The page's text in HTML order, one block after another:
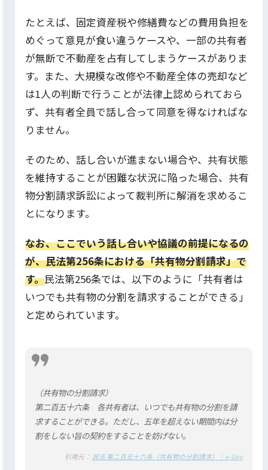
たとえば、固定資産税や修繕費などの費用負担を
めぐって意見が食い違うケースや、一部の共有者
が無断で不動産を占有してしまうケースがありま
す。また、大規模な改修や不動産全体の売却など
は1人の判断で行うことが法律上認められておら
ず、共有者全員で話し合って同意を得なければな
りません。
そのため、話し合いが進まない場合や、共有状態
を維持することが困難な状況に陥った場合、共有
物分割請求訴訟によって裁判所に解消を求めるこ
とになります。
なお、ここでいう話し合いや協議の前提になるの
が、民法第256条における「共有物分割請求」で
す。民法第256条では、以下のように「共有者は
いつでも共有物の分割を請求することができる」
と定められています。
（共有物の分割請求）
第二百五十六条 各共有者は、いつでも共有物の分割を請
求することができる。ただし、五年を超えない期間内は分
割をしない旨の契約をすることを妨げない。
引用元： 民法 第二百五十六条（共有物の分割請求）｜e-Gov